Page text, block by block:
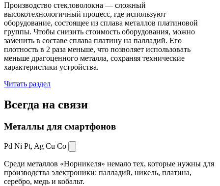
Производство стекловолокна — сложный
высокотехнологичный процесс, где используют
оборудование, состоящее из сплава металлов платиновой
группы. Чтобы снизить стоимость оборудования, можно
заменить в составе сплава платину на палладий. Его
плотность в 2 раза меньше, что позволяет использовать
меньше драгоценного металла, сохраняя технические
характеристики устройства.
Читать раздел
Всегда на связи
Металлы для смартфонов
Pd Ni Pt, Ag Cu Co
Среди металлов «Норникеля» немало тех, которые нужны для
производства электроники: палладий, никель, платина,
серебро, медь и кобальт.